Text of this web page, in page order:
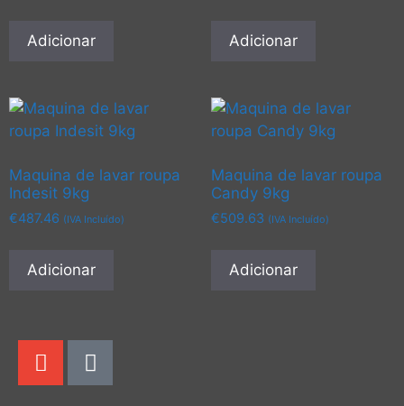
Adicionar Adicionar
Maquina de lavar roupa
Indesit 9kg
€487.46 (IVA Incluído)
Adicionar
Maquina de lavar roupa
Candy 9kg
€509.63 (IVA Incluído)
Adicionar